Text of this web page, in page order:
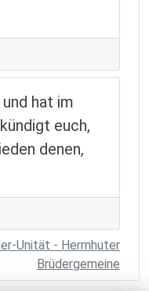
hat im
euch,
denen,
Unität - Herrnhuter
Brüdergemeine